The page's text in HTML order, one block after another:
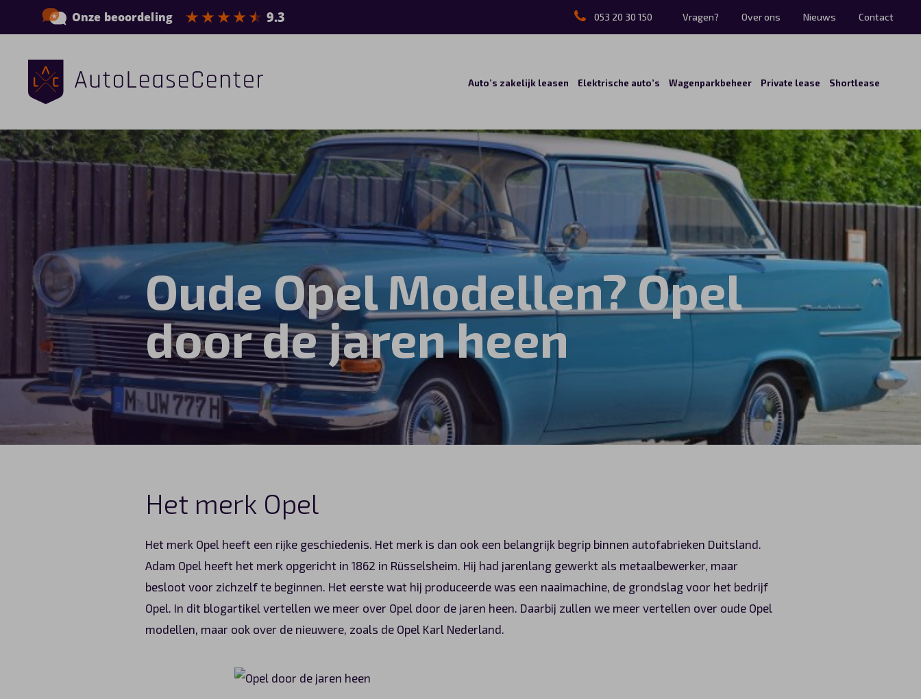
053 20 30 150 Vragen? Over ons Nieuws Contact
Auto’s zakelijk leasen Elektrische auto’s Wagenparkbeheer Private lease Shortlease
Oude Opel Modellen? Opel
door de jaren heen
Het merk Opel
Het merk Opel heeft een rijke geschiedenis. Het merk is dan ook een belangrijk begrip binnen autofabrieken Duitsland.
Adam Opel heeft het merk opgericht in 1862 in Rüsselsheim. Hij had jarenlang gewerkt als metaalbewerker, maar
besloot voor zichzelf te beginnen. Het eerste wat hij produceerde was een naaimachine, de grondslag voor het bedrijf
Opel. In dit blogartikel vertellen we meer over Opel door de jaren heen. Daarbij zullen we meer vertellen over oude Opel
modellen, maar ook over de nieuwere, zoals de Opel Karl Nederland.
Bedrijfswagens
Elektrische auto’s
Wagenparkbeheer
Private lease
Shortlease
Automerken
Vragen?
Over ons